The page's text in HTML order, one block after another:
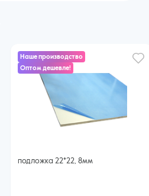
Наше производство
Оптом дешевле!
подложка 22*22, 8мм